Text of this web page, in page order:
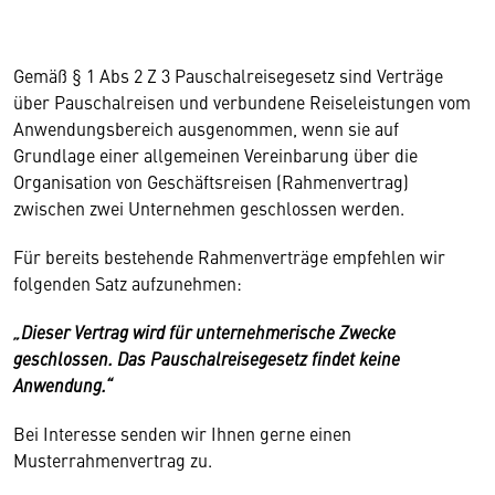
Gemäß § 1 Abs 2 Z 3 Pauschalreisegesetz sind Verträge
über Pauschalreisen und verbundene Reiseleistungen vom
Anwendungsbereich ausgenommen, wenn sie auf
Grundlage einer allgemeinen Vereinbarung über die
Organisation von Geschäftsreisen (Rahmenvertrag)
zwischen zwei Unternehmen geschlossen werden.
Für bereits bestehende Rahmenverträge empfehlen wir
folgenden Satz aufzunehmen:
„Dieser Vertrag wird für unternehmerische Zwecke
geschlossen. Das Pauschalreisegesetz findet keine
Anwendung.“
Bei Interesse senden wir Ihnen gerne einen
Musterrahmenvertrag zu.